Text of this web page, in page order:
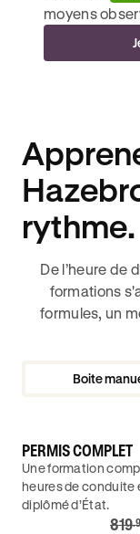
moyens
rythme.
De l’heure de
formations
formules, un
Boite
PERMIS COMPLET
Une formation
heures de conduite
diplômé d’État.
819